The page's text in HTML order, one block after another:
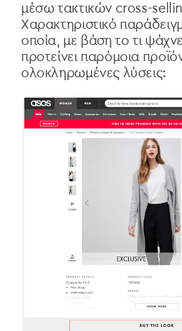
μέσω τακτικών cross-
Χαρακτηριστικό
οποία, με βάση το τι
προτείνει παρόμοια
ολοκληρωμένες λύσεις: